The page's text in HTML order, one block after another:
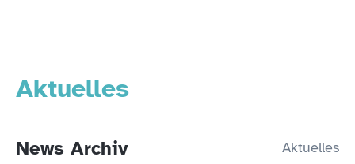
Aktuelles
News Archiv Aktuelles